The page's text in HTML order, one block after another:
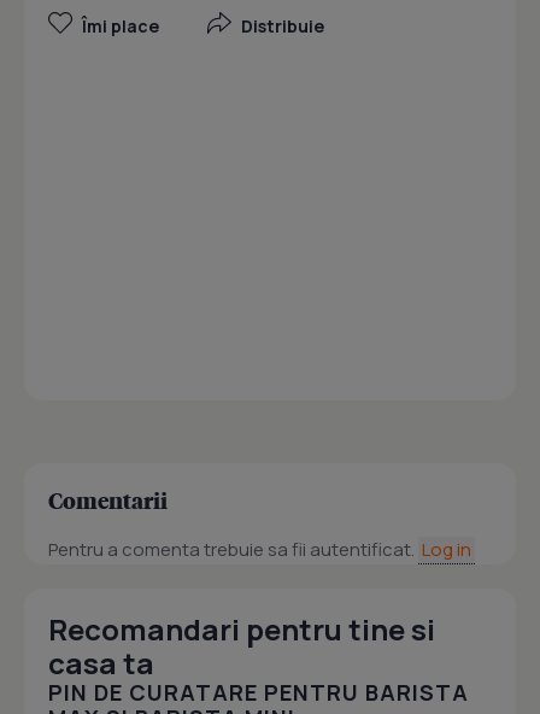
Îmi place Distribuie
Comentarii
Pentru a comenta trebuie sa fii autentificat. Log in
Recomandari pentru tine si
casa ta
PIN DE CURATARE PENTRU BARISTA